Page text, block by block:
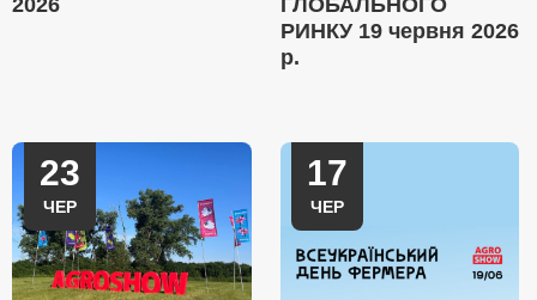
2026
ГЛОБАЛЬНОГО
РИНКУ 19 червня 2026
р.
23
ЧЕР
17
ЧЕР